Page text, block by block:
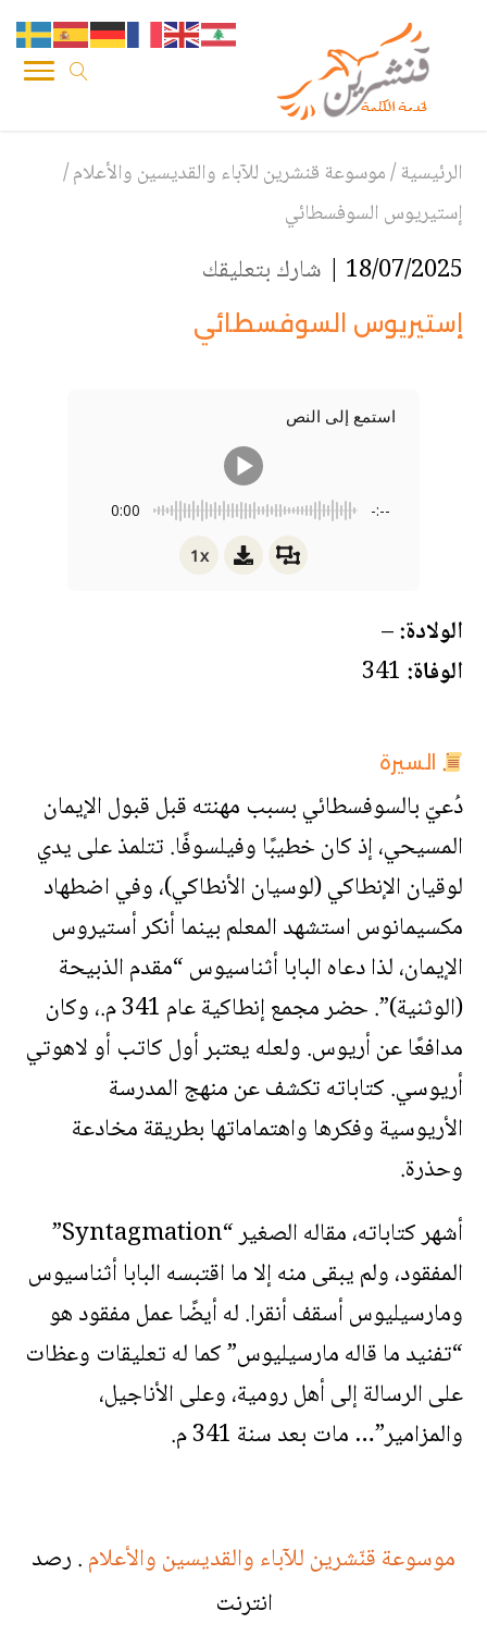
الرئيسية/موسوعة قنشرين للآباء والقديسين والأعلام/
إستيريوس السوفسطائي
18/07/2025 | شارك بتعليقك
إستيريوس السوفسطائي
استمع إلى النص
0:00 -:--
1x
الولادة:–
الوفاة:
السيرة
دُعيّ بالسوفسطائي بسبب مهنته قبل قبول الإيمان
المسيحي، إذ كان خطيبًا وفيلسوفًا. تتلمذ على يدي
لوقيان الإنطاكي (لوسيان الأنطاكي)، وفي اضطهاد
مكسيمانوس استشهد المعلم بينما أنكر أستيروس
الإيمان، لذا دعاه البابا أثناسيوس “مقدم الذبيحة
(الوثنية)”. حضر مجمع إنطاكية عام 341 م.، وكان
مدافعًا عن أريوس. ولعله يعتبر أول كاتب أو لاهوتي
أريوسي. كتاباته تكشف عن منهج المدرسة
الأريوسية وفكرها واهتماماتها بطريقة مخادعة
وحذرة.
أشهر كتاباته، مقاله الصغير “Syntagmation”
المفقود، ولم يبقى منه إلا ما اقتبسه البابا أثناسيوس
ومارسيليوس أسقف أنقرا. له أيضًا عمل مفقود هو
“تفنيد ما قاله مارسيليوس” كما له تعليقات وعظات
على الرسالة إلى أهل رومية، وعلى الأناجيل،
والمزامير”… مات بعد سنة 341 م.
موسوعة قنّشرين للآباء والقديسين والأعلام. رصد
انترنت